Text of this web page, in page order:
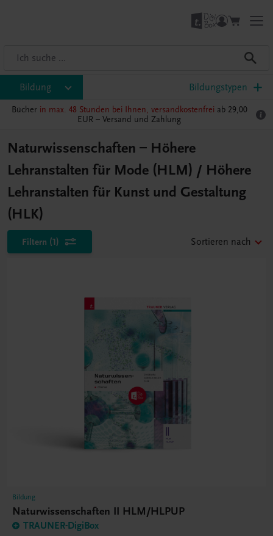
Bildung Bildungstypen
Bücher in max. 48 Stunden bei Ihnen, versandkostenfrei ab 29,00
EUR – Versand und Zahlung
Naturwissenschaften – Höhere
Lehranstalten für Mode (HLM) / Höhere
Lehranstalten für Kunst und Gestaltung
(HLK)
Filtern (1) Sortieren nach
Bildung
Naturwissenschaften II HLM/HLPUP
TRAUNER-DigiBox